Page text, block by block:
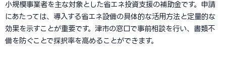
小規模事業者を主な対象とした省エネ投資支援の補助金です。申請
にあたっては、導入する省エネ設備の具体的な活用方法と定量的な
効果を示すことが重要です。津市の窓口で事前相談を行い、書類不
備を防ぐことで採択率を高めることができます。